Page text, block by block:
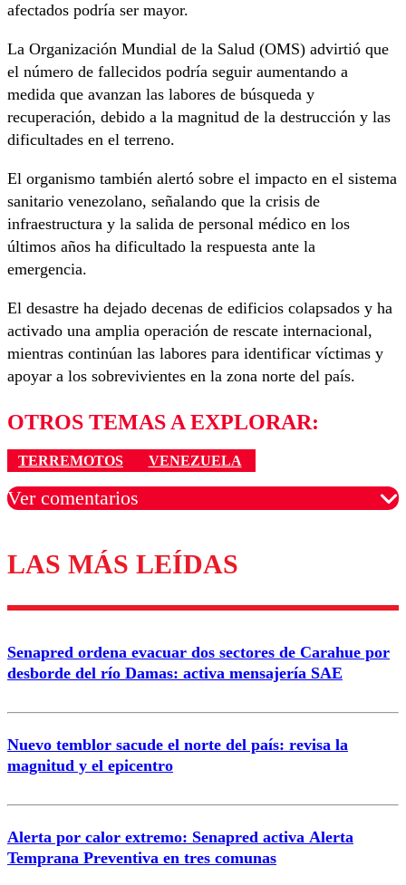
afectados podría ser mayor.
La Organización Mundial de la Salud (OMS) advirtió que
el número de fallecidos podría seguir aumentando a
medida que avanzan las labores de búsqueda y
recuperación, debido a la magnitud de la destrucción y las
dificultades en el terreno.
El organismo también alertó sobre el impacto en el sistema
sanitario venezolano, señalando que la crisis de
infraestructura y la salida de personal médico en los
últimos años ha dificultado la respuesta ante la
emergencia.
El desastre ha dejado decenas de edificios colapsados y ha
activado una amplia operación de rescate internacional,
mientras continúan las labores para identificar víctimas y
apoyar a los sobrevivientes en la zona norte del país.
OTROS TEMAS A EXPLORAR:
TERREMOTOS VENEZUELA
Ver comentarios
Los comentarios son moderados para garantizar un
diálogo respetuoso.
Nombre
Correo
LAS MÁS LEÍDAS
Senapred ordena evacuar dos sectores de Carahue por
desborde del río Damas: activa mensajería SAE
Nuevo temblor sacude el norte del país: revisa la
magnitud y el epicentro
Alerta por calor extremo: Senapred activa Alerta
Temprana Preventiva en tres comunas